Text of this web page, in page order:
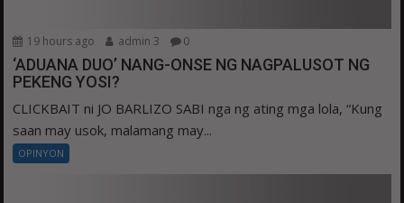
19 hours ago admin 3 0
‘ADUANA DUO’ NANG-ONSE NG NAGPALUSOT NG
PEKENG YOSI?
CLICKBAIT ni JO BARLIZO SABI nga ng ating mga lola, “Kung
saan may usok, malamang may...
OPINYON